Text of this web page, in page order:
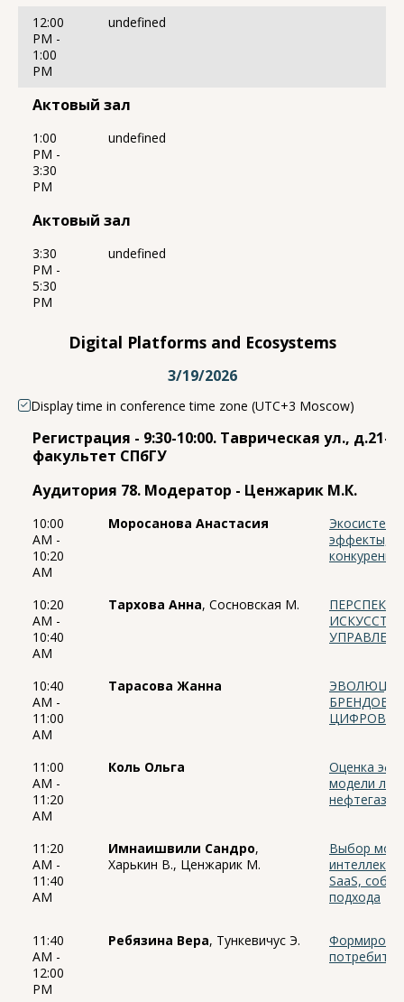
12:00
PM -
1:00
PM
undefined
Актовый зал
1:00
PM -
3:30
PM
undefined
Актовый зал
3:30
PM -
5:30
PM
undefined
Digital Platforms and Ecosystems
3/19/2026
Display time in conference time zone (UTC+3 Moscow)
Регистрация - 9:30-10:00. Таврическая ул., д.21-
факультет СПбГУ
Аудитория 78. Модератор - Ценжарик М.К.
10:00
AM -
10:20
AM
Моросанова Анастасия
эффекты,
10:20
AM -
10:40
AM
Тархова Анна, Сосновская М.
10:40
AM -
11:00
AM
Тарасова Жанна
ЭВОЛЮЦИЯ
БРЕНДОВ
11:00
AM -
11:20
AM
Коль Ольга
Оценка
модели
11:20
AM -
11:40
AM
Имнаишвили Сандро,
Харькин В., Ценжарик М.
Выбор
SaaS,
подхода
11:40
AM -
12:00
PM
Ребязина Вера, Тункевичус Э.